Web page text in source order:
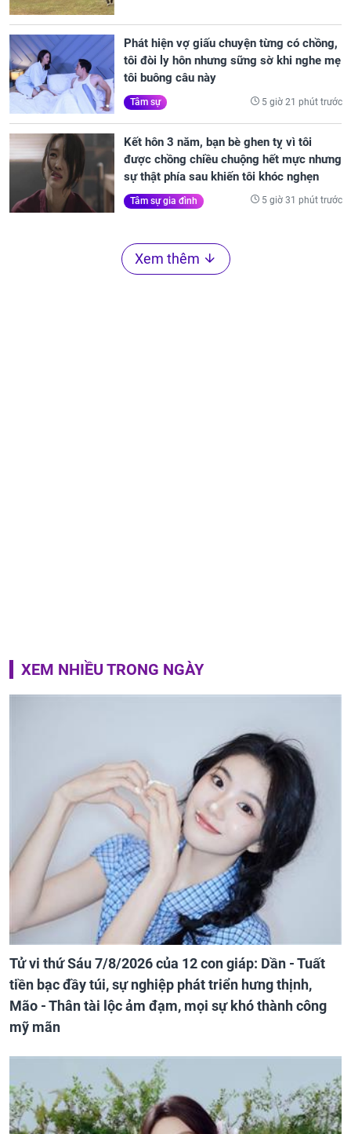
Phát hiện vợ giấu chuyện từng có chồng,
tôi đòi ly hôn nhưng sững sờ khi nghe mẹ
tôi buông câu này
Tâm sự 5 giờ 21 phút trước
Kết hôn 3 năm, bạn bè ghen tỵ vì tôi
được chồng chiều chuộng hết mực nhưng
sự thật phía sau khiến tôi khóc nghẹn
Tâm sự gia đình 5 giờ 31 phút trước
Xem thêm
XEM NHIỀU TRONG NGÀY
Tử vi thứ Sáu 7/8/2026 của 12 con giáp: Dần - Tuất
tiền bạc đầy túi, sự nghiệp phát triển hưng thịnh,
Mão - Thân tài lộc ảm đạm, mọi sự khó thành công
mỹ mãn